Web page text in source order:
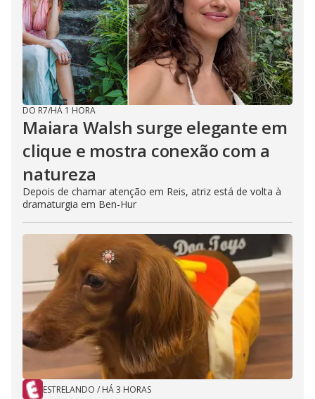
DO R7/HÁ 1 HORA
Maiara Walsh surge elegante em
clique e mostra conexão com a
natureza
Depois de chamar atenção em Reis, atriz está de volta à
dramaturgia em Ben-Hur
ESTRELANDO / HÁ 3 HORAS